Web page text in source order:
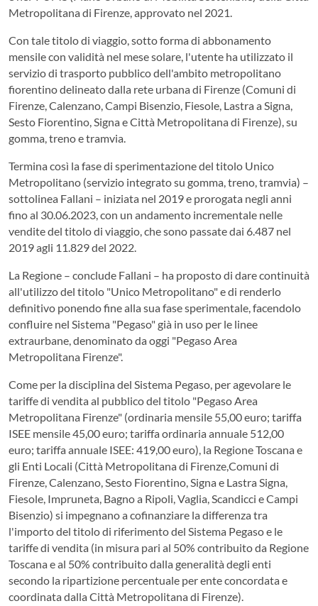
Metropolitana di Firenze, approvato nel 2021.
Con tale titolo di viaggio, sotto forma di abbonamento
mensile con validità nel mese solare, l'utente ha utilizzato il
servizio di trasporto pubblico dell'ambito metropolitano
fiorentino delineato dalla rete urbana di Firenze (Comuni di
Firenze, Calenzano, Campi Bisenzio, Fiesole, Lastra a Signa,
Sesto Fiorentino, Signa e Città Metropolitana di Firenze), su
gomma, treno e tramvia.
Termina così la fase di sperimentazione del titolo Unico
Metropolitano (servizio integrato su gomma, treno, tramvia) –
sottolinea Fallani – iniziata nel 2019 e prorogata negli anni
fino al 30.06.2023, con un andamento incrementale nelle
vendite del titolo di viaggio, che sono passate dai 6.487 nel
2019 agli 11.829 del 2022.
La Regione – conclude Fallani – ha proposto di dare continuità
all'utilizzo del titolo "Unico Metropolitano" e di renderlo
definitivo ponendo fine alla sua fase sperimentale, facendolo
confluire nel Sistema "Pegaso" già in uso per le linee
extraurbane, denominato da oggi "Pegaso Area
Metropolitana Firenze".
Come per la disciplina del Sistema Pegaso, per agevolare le
tariffe di vendita al pubblico del titolo "Pegaso Area
Metropolitana Firenze" (ordinaria mensile 55,00 euro; tariffa
ISEE mensile 45,00 euro; tariffa ordinaria annuale 512,00
euro; tariffa annuale ISEE: 419,00 euro), la Regione Toscana e
gli Enti Locali (Città Metropolitana di Firenze,Comuni di
Firenze, Calenzano, Sesto Fiorentino, Signa e Lastra Signa,
Fiesole, Impruneta, Bagno a Ripoli, Vaglia, Scandicci e Campi
Bisenzio) si impegnano a cofinanziare la differenza tra
l'importo del titolo di riferimento del Sistema Pegaso e le
tariffe di vendita (in misura pari al 50% contribuito da Regione
Toscana e al 50% contribuito dalla generalità degli enti
secondo la ripartizione percentuale per ente concordata e
coordinata dalla Città Metropolitana di Firenze).